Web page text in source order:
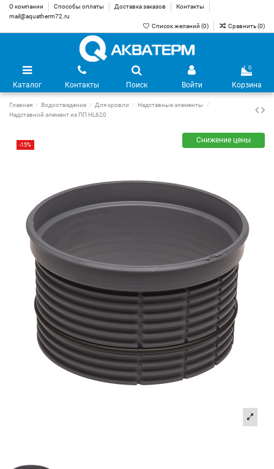
О компании Способы оплаты Доставка заказов
Контакты
mail@aquatherm72.ru
Список желаний (0) Сравнить (0)
Каталог Контакты Поиск Войти
0
Корзина
Главная Водоотведение Для кровли
Надставные элементы
Надставной элемент из ПП HL620
-15%
Снижение цены